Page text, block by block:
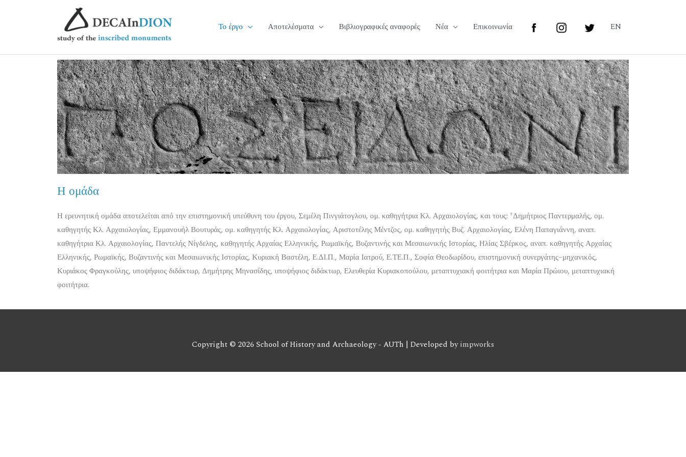
Το έργο Αποτελέσματα Βιβλιογραφικές αναφορές Νέα Επικοινωνία EN
Η ομάδα
Η ερευνητική ομάδα αποτελείται από την επιστημονική υπεύθυνη του έργου, Σεμέλη Πινγιάτογλου, ομ. καθηγήτρια Κλ. Αρχαιολογίας, και τους: †Δημήτριος Παντερμαλής, ομ.
καθηγητής Κλ. Αρχαιολογίας, Εμμανουήλ Βουτυράς, ομ. καθηγητής Κλ. Αρχαιολογίας, Αριστοτέλης Μέντζος, ομ. καθηγητής Βυζ. Αρχαιολογίας, Ελένη Παπαγιάννη, αναπ.
καθηγήτρια Κλ. Αρχαιολογίας, Παντελής Νίγδελης, καθηγητής Αρχαίας Ελληνικής, Ρωμαϊκής, Βυζαντινής και Μεσαιωνικής Ιστορίας, Ηλίας Σβέρκος, αναπ. καθηγητής Αρχαίας
Ελληνικής, Ρωμαϊκής, Βυζαντινής και Μεσαιωνικής Ιστορίας, Κυριακή Βαστέλη, Ε.ΔΙ.Π., Μαρία Ιατρού, Ε.ΤΕ.Π., Σοφία Θεοδωρίδου, επιστημονική συνεργάτης–μηχανικός,
Κυριάκος Φραγκούλης, υποψήφιος διδάκτωρ, Δημήτρης Μηνασίδης, υποψήφιος διδάκτωρ, Ελευθερία Κυριακοπούλου, μεταπτυχιακή φοιτήτρια και Μαρία Πρώιου, μεταπτυχιακή
φοιτήτρια.
Copyright © 2026 School of History and Archaeology - AUTh | Developed byimpworks